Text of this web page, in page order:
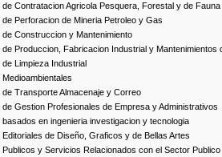
Contratacion Agricola Pesquera, Forestal y de Fauna
Perforacion de Mineria Petroleo y Gas
Construccion y Mantenimiento
Produccion, Fabricacion Industrial y Mantenimientos
Limpieza Industrial
Transporte Almacenaje y Correo
Gestion Profesionales de Empresa y Administrativos
en ingenieria investigacion y tecnologia
de Diseño, Graficos y de Bellas Artes
y Servicios Relacionados con el Sector Publico